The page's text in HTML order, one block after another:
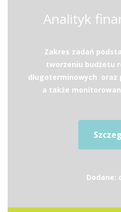
Analityk
Zakres zadań
tworzeniu budżetu
długoterminowych oraz
a także
Dodane: